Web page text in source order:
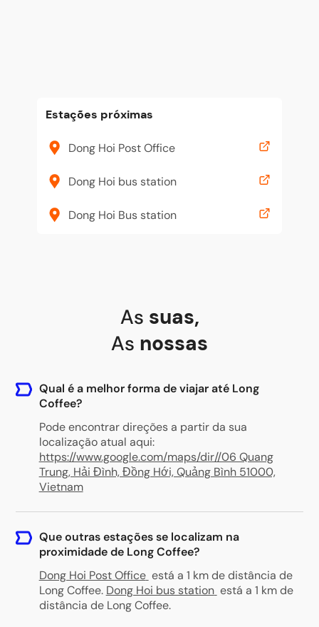
Estações próximas
Dong Hoi Post Office
Dong Hoi bus station
Dong Hoi Bus station
As suas,
As nossas
Qual é a melhor forma de viajar até Long
Coffee?
Pode encontrar direções a partir da sua
localização atual aqui:
https://www.google.com/maps/dir//06 Quang
Trung, Hải Đình, Đồng Hới, Quảng Bình 51000,
Vietnam
Que outras estações se localizam na
proximidade de Long Coffee?
Dong Hoi Post Office está a 1 km de distância de
Long Coffee. Dong Hoi bus station está a 1 km de
distância de Long Coffee.